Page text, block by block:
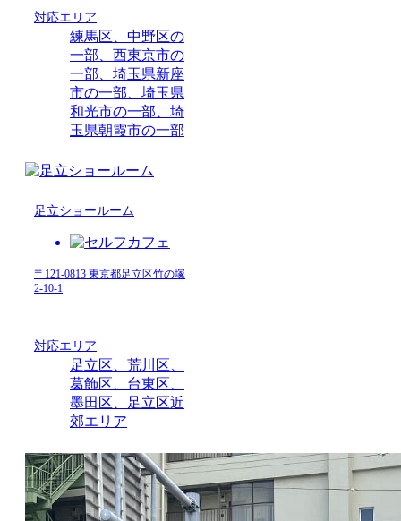
対応エリア
練馬区、中野区の
一部、西東京市の
一部、埼玉県新座
市の一部、埼玉県
和光市の一部、埼
玉県朝霞市の一部
足立ショールーム
〒121-0813 東京都足立区竹の塚
2-10-1
対応エリア
足立区、荒川区、
葛飾区、台東区、
墨田区、足立区近
郊エリア